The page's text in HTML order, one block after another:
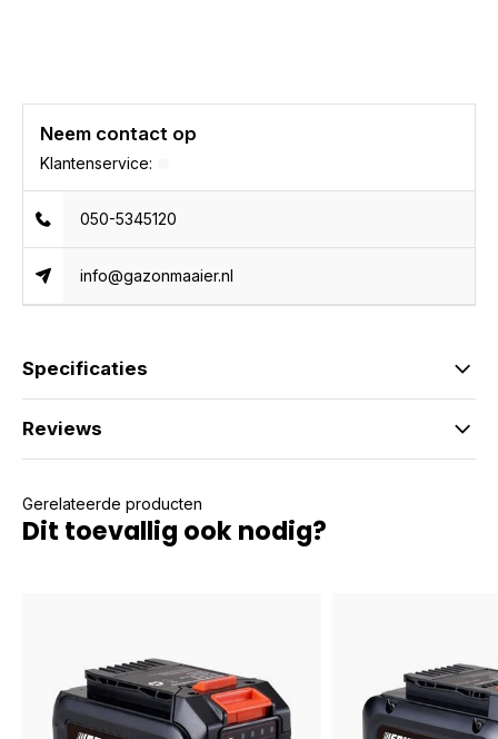
Neem contact op
Klantenservice:
050-5345120
info@gazonmaaier.nl
Specificaties
Reviews
Gerelateerde producten
Dit toevallig ook nodig?